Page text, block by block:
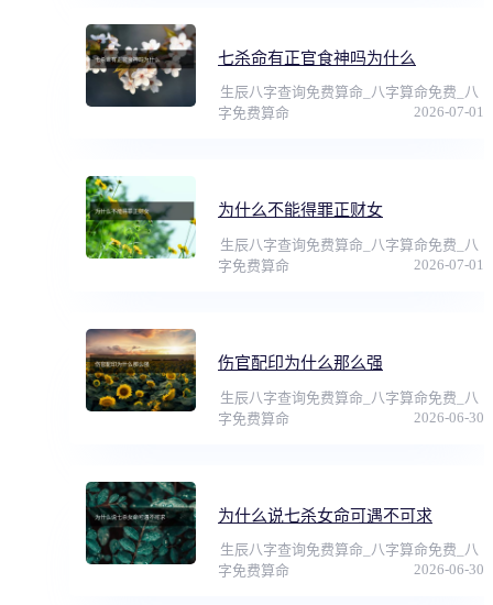
七杀命有正官食神吗为什么
生辰八字查询免费算命_八字算命免费_八
字免费算命
2026-07-01
为什么不能得罪正财女
生辰八字查询免费算命_八字算命免费_八
字免费算命
2026-07-01
伤官配印为什么那么强
生辰八字查询免费算命_八字算命免费_八
字免费算命
2026-06-30
为什么说七杀女命可遇不可求
生辰八字查询免费算命_八字算命免费_八
字免费算命
2026-06-30